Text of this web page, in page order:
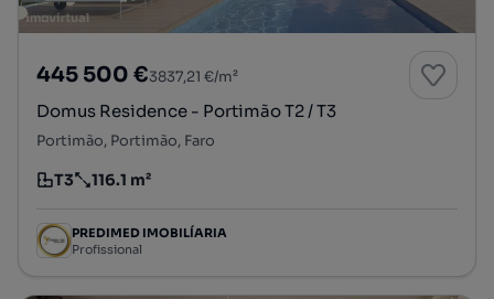
445 500 €3837,21 €/m²
Domus Residence - Portimão T2 / T3
Portimão, Portimão, Faro
Tipologia
T3
Preço por metro quadrado
116.1 m²
PREDIMED IMOBILÍARIA
Profissional